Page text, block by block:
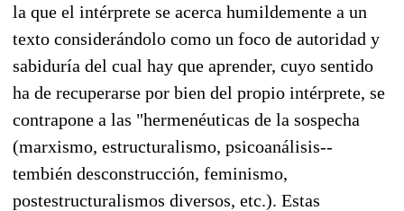
la que el intérprete se acerca humildemente a un
texto considerándolo como un foco de autoridad y
sabiduría del cual hay que aprender, cuyo sentido
ha de recuperarse por bien del propio intérprete, se
contrapone a las "hermenéuticas de la sospecha
(marxismo, estructuralismo, psicoanálisis--
tembién desconstrucción, feminismo,
postestructuralismos diversos, etc.). Estas